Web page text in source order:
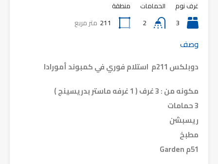
غرف نوم
3
الحمامات
2
منطقة
211 متر مربع
وصف
دوبلكس 211م استلام فوري في كمبوند أمورادا
مكونه من :‏ 3 غرف ( 1 غرفه ماستر بدريسينج )
‎3 حمامات
51م Garden